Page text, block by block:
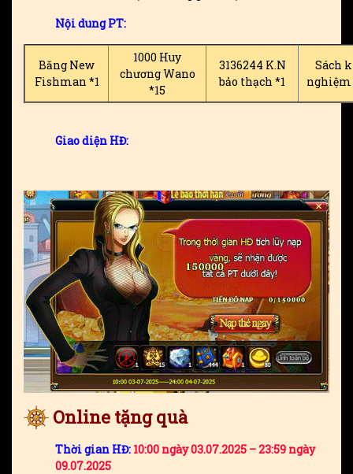
Nội dung PT:
Băng New
Fishman *1
1000 Huy
chương Wano
*15
3136244 K.N
bảo thạch *1
Sách
Giao diện HĐ:
Online tặng quà
Thời gian HĐ: 10:00 ngày 03.07.2025 – 23:59 ngày
09.07.2025